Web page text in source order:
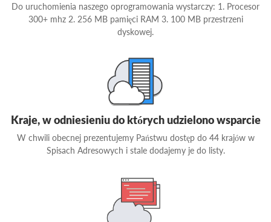
Do uruchomienia naszego oprogramowania wystarczy: 1. Procesor
300+ mhz 2. 256 MB pamięci RAM 3. 100 MB przestrzeni
dyskowej.
Kraje, w odniesieniu do których udzielono wsparcie
W chwili obecnej prezentujemy Państwu dostęp do 44 krajów w
Spisach Adresowych i stale dodajemy je do listy.